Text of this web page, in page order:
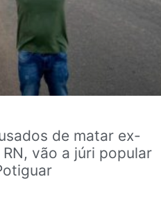
de matar ex-
vão a júri popular